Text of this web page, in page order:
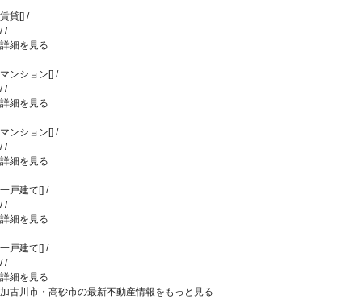
賃貸[] /
//
詳細を見る
マンション[] /
//
詳細を見る
マンション[] /
//
詳細を見る
一戸建て[] /
//
詳細を見る
一戸建て[] /
//
詳細を見る
加古川市・高砂市の最新不動産情報をもっと見る